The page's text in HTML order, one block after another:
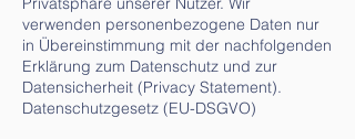
verwenden personenbezogene Daten nur
in Übereinstimmung mit der nachfolgenden
Erklärung zum Datenschutz und zur
Datensicherheit (Privacy Statement).
Datenschutzgesetz (EU-DSGVO)